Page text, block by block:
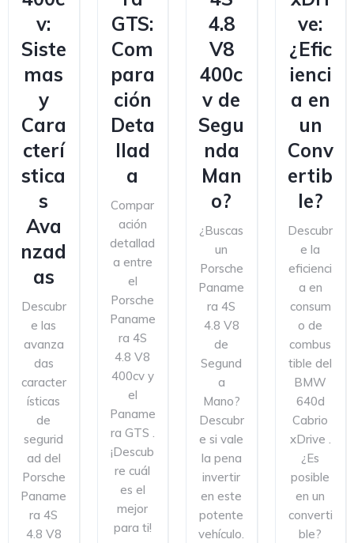
v:
Siste
mas
y
Cara
cterí
stica
s
Ava
nzad
as
Descubr
e las
avanza
das
caracter
ísticas
de
segurid
ad del
Porsche
Paname
ra 4S
4.8 V8
GTS:
Com
para
ción
Deta
llad
a
Compar
ación
detallad
a entre
el
Porsche
Paname
ra 4S
4.8 V8
400cv y
el
Paname
ra GTS .
¡Descub
re cuál
es el
mejor
para ti!
4.8
V8
400c
v de
Segu
nda
Man
o?
¿Buscas
un
Porsche
Paname
ra 4S
4.8 V8
de
Segund
a
Mano?
Descubr
e si vale
la pena
invertir
en este
potente
vehículo.
ve:
¿Efic
ienci
a en
un
Conv
ertib
le?
Descubr
e la
eficienci
a en
consum
o de
combus
tible del
BMW
640d
Cabrio
xDrive .
¿Es
posible
en un
converti
ble?